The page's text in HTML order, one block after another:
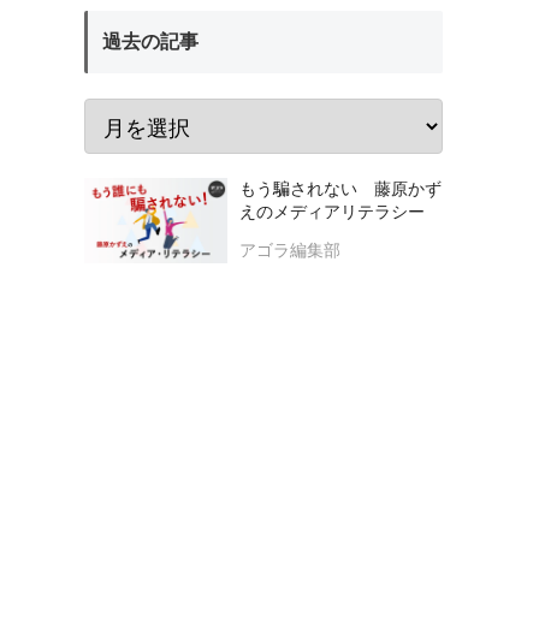
過去の記事
もう騙されない 藤原かず
えのメディアリテラシー
アゴラ編集部